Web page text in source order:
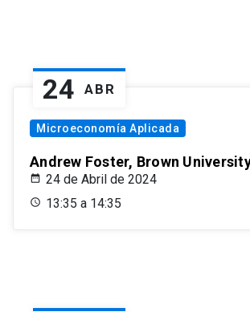
24 ABR
Microeconomía Aplicada
Andrew Foster, Brown
24 de Abril de 2024
13:35 a 14:35